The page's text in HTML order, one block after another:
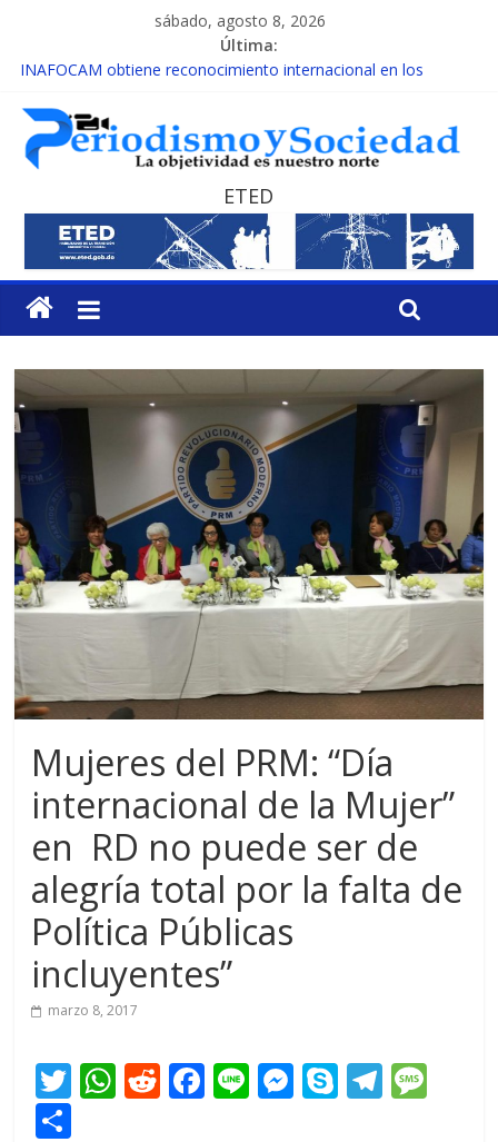
sábado, agosto 8, 2026
Última:
INAFOCAM obtiene reconocimiento internacional en los
15 de febrero de cada año es Día Nacional de la lucha contra el
cáncer infantil
EL ENFOQUE UNILATERAL DE LA COALICIÓN
MESCyT y Universidad Albizu apoyarán rehabilitación de
reclusos
MESCyT presenta calendario de Consulta Nacional por la
Educación
ETED
Mujeres del PRM: “Día
internacional de la Mujer”
en RD no puede ser de
alegría total por la falta de
Política Públicas
incluyentes”
marzo 8, 2017
T W R F Li M S T